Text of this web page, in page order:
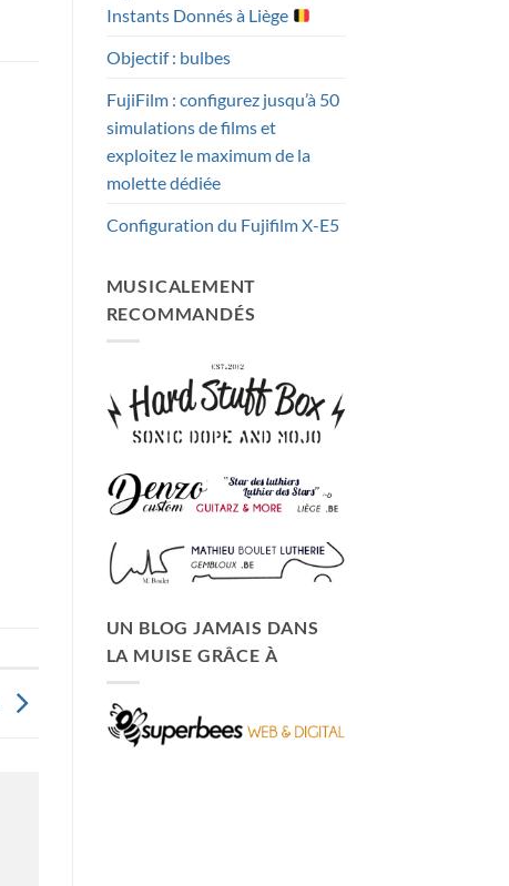
Instants Donnés à Liège
Objectif : bulbes
FujiFilm : configurez jusqu’à 50
simulations de films et
exploitez le maximum de la
molette dédiée
Configuration du Fujifilm X-E5
MUSICALEMENT
RECOMMANDÉS
UN BLOG JAMAIS DANS
LA MUISE GRÂCE À